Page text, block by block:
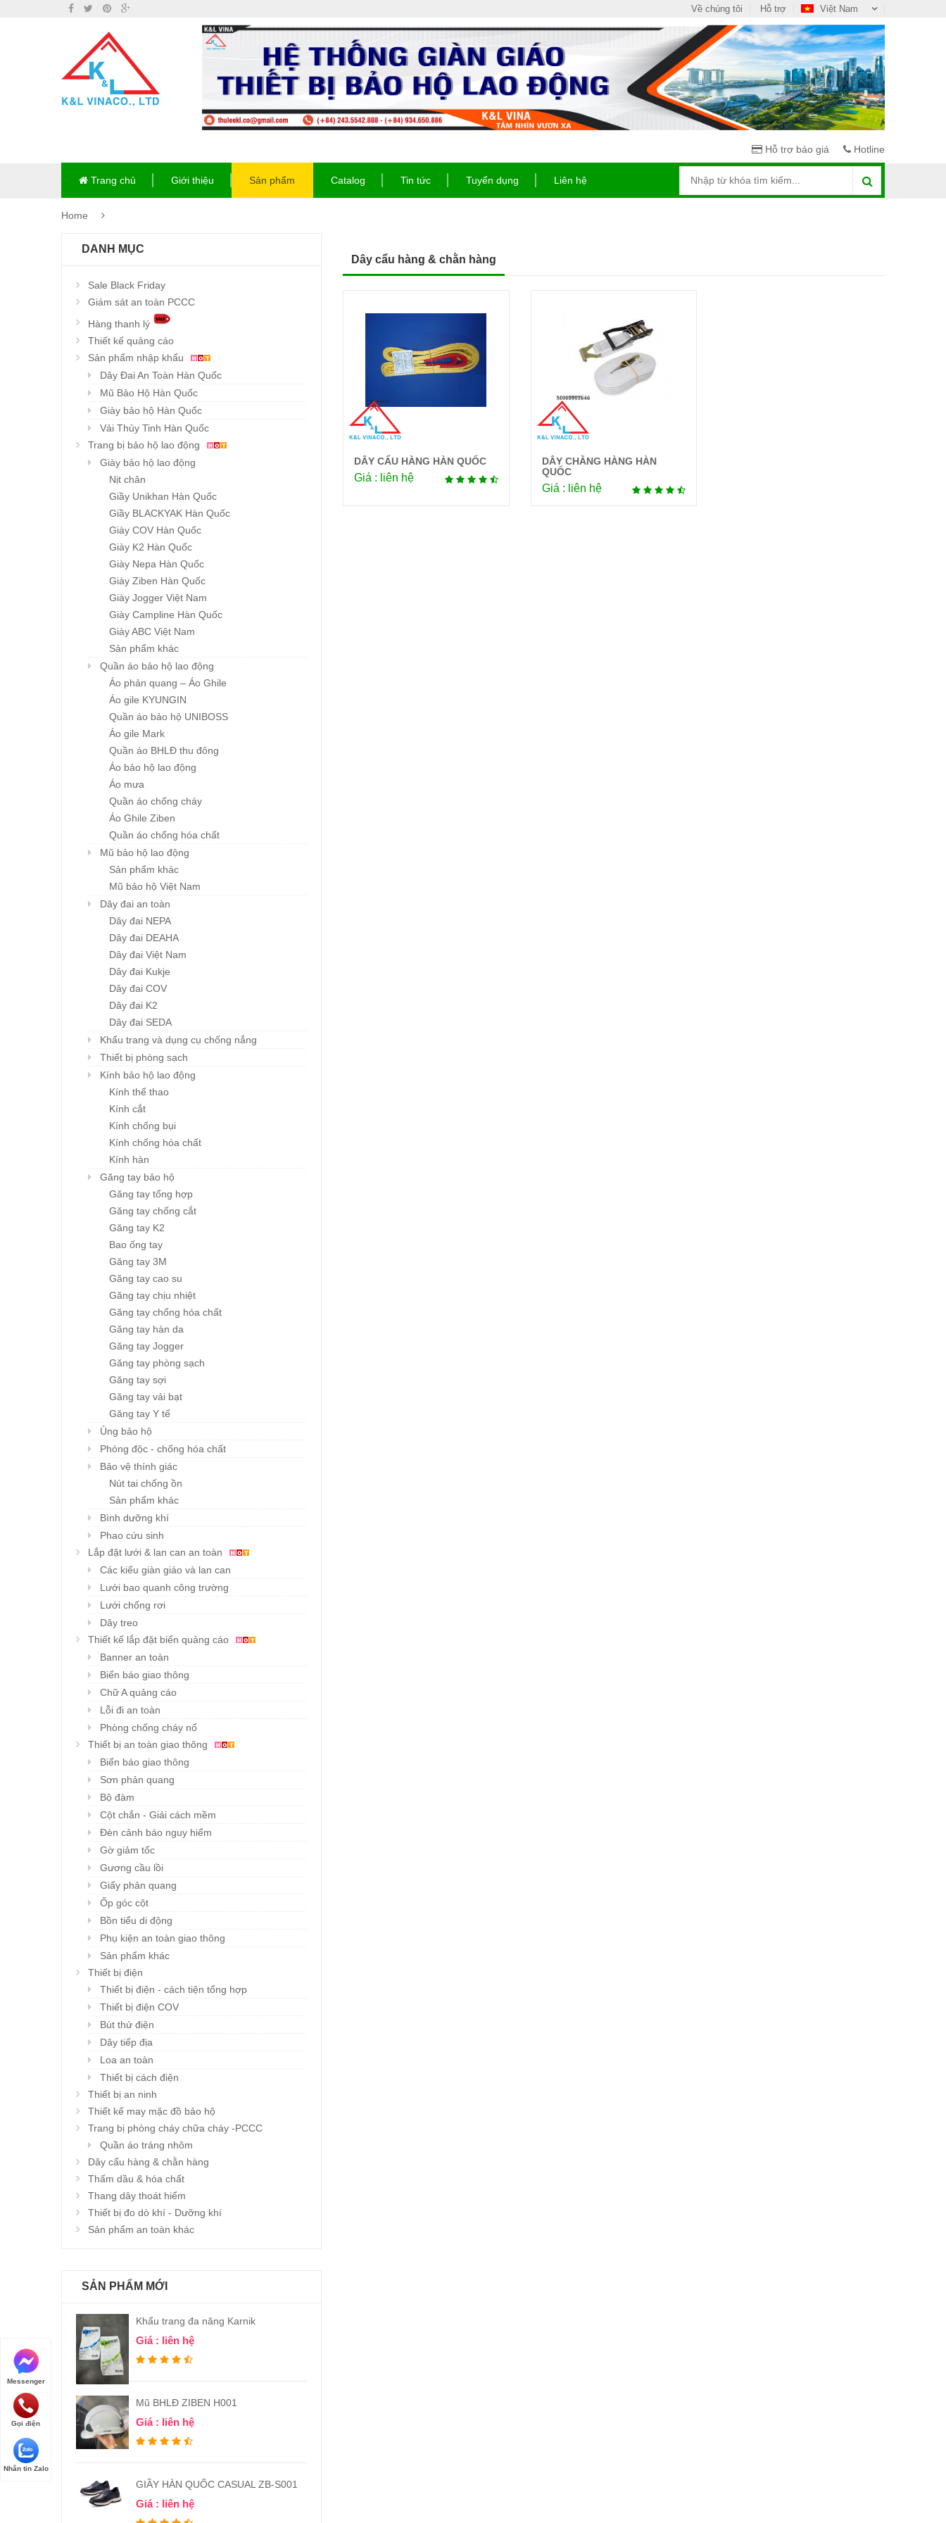
Việt Nam
Về chúng tôi Hỗ trợ
Hỗ trợ báo giá Hotline
Trang chủ Giới thiệu Sản phẩm Catalog Tin tức Tuyển dụng Liên hệ
Home
DANH MỤC
Sale Black Friday
Giám sát an toàn PCCC
Hàng thanh lý
Thiết kế quảng cáo
Sản phẩm nhập khẩu
Dây Đai An Toàn Hàn Quốc
Mũ Bảo Hộ Hàn Quốc
Giày bảo hộ Hàn Quốc
Vải Thủy Tinh Hàn Quốc
Trang bị bảo hộ lao động
Giày bảo hộ lao động
Nịt chân
Giầy Unikhan Hàn Quốc
Giầy BLACKYAK Hàn Quốc
Giày COV Hàn Quốc
Giày K2 Hàn Quốc
Giày Nepa Hàn Quốc
Giày Ziben Hàn Quốc
Giày Jogger Việt Nam
Giày Campline Hàn Quốc
Giày ABC Việt Nam
Sản phẩm khác
Quần áo bảo hộ lao động
Áo phản quang – Áo Ghile
Áo gile KYUNGIN
Quần áo bảo hộ UNIBOSS
Áo gile Mark
Quần áo BHLĐ thu đông
Áo bảo hộ lao động
Áo mưa
Quần áo chống cháy
Áo Ghile Ziben
Quần áo chống hóa chất
Mũ bảo hộ lao động
Sản phẩm khác
Mũ bảo hộ Việt Nam
Dây đai an toàn
Dây đai NEPA
Dây đai DEAHA
Dây đai Việt Nam
Dây đai Kukje
Dây đai COV
Dây đai K2
Dây đai SEDA
Khẩu trang và dụng cụ chống nắng
Thiết bị phòng sạch
Kính bảo hộ lao động
Kính thể thao
Kính cắt
Kính chống bụi
Kính chống hóa chất
Kính hàn
Găng tay bảo hộ
Găng tay tổng hợp
Găng tay chống cắt
Găng tay K2
Bao ống tay
Găng tay 3M
Găng tay cao su
Găng tay chịu nhiệt
Găng tay chống hóa chất
Găng tay hàn da
Găng tay Jogger
Găng tay phòng sạch
Găng tay sợi
Găng tay vải bạt
Găng tay Y tế
Ủng bảo hộ
Phòng độc - chống hóa chất
Bảo vệ thính giác
Nút tai chống ồn
Sản phẩm khác
Bình dưỡng khí
Phao cứu sinh
Lắp đặt lưới & lan can an toàn
Các kiểu giàn giáo và lan can
Lưới bao quanh công trường
Lưới chống rơi
Dây treo
Thiết kế lắp đặt biển quảng cáo
Banner an toàn
Biển báo giao thông
Chữ A quảng cáo
Lỗi đi an toàn
Phòng chống cháy nổ
Thiết bị an toàn giao thông
Biển báo giao thông
Sơn phản quang
Bộ đàm
Cột chắn - Giải cách mềm
Đèn cảnh báo nguy hiểm
Gờ giảm tốc
Gương cầu lồi
Giấy phản quang
Ốp góc cột
Bồn tiểu di động
Phụ kiện an toàn giao thông
Sản phẩm khác
Thiết bị điện
Thiết bị điện - cách tiện tổng hợp
Thiết bị điện COV
Bút thử điện
Dây tiếp địa
Loa an toàn
Thiết bị cách điện
Thiết bị an ninh
Thiết kế may mặc đồ bảo hộ
Trang bị phòng cháy chữa cháy -PCCC
Quần áo tráng nhôm
Dây cẩu hàng & chằn hàng
Thấm dầu & hóa chất
Thang dây thoát hiểm
Thiết bị đo dò khí - Dưỡng khí
Sản phẩm an toàn khác
SẢN PHẨM MỚI
Khẩu trang đa năng Karnik
Giá : liên hệ
Mũ BHLĐ ZIBEN H001
Giá : liên hệ
GIẦY HÀN QUỐC CASUAL ZB-S001
Giá : liên hệ
Dây cẩu hàng & chằn hàng
Chi tiết
DÂY CẨU HÀNG HÀN QUỐC
Giá : liên hệ
Chi tiết
DÂY CHẰNG HÀNG HÀN
QUỐC
Giá : liên hệ
Messenger
Gọi điện
Nhắn tin Zalo